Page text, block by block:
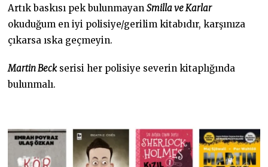
Artık baskısı pek bulunmayanSmilla ve Karlar
okuduğum en iyi polisiye/gerilim kitabıdır, karşınıza
çıkarsa ıska geçmeyin.
Martin Beckserisi her polisiye severin kitaplığında
bulunmalı.